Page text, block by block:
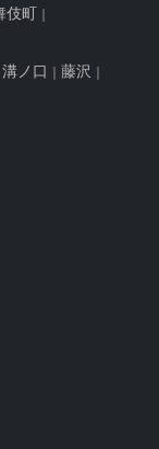
伎町
溝ノ口 藤沢